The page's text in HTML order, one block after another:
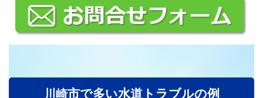
川崎市で多い水道トラブルの例